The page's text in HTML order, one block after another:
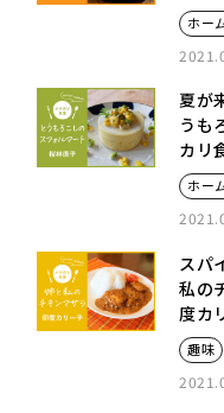
ホー
夏が
うも
カリ
ホー
スパ
私の
度カ
趣味